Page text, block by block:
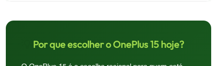
Por que escolher o OnePlus 15 hoje?